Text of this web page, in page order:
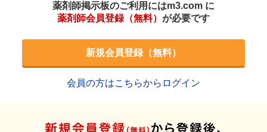
薬剤師掲示板のご利用にはm3.com に
薬剤師会員登録（無料） が必要です
新規会員登録（無料）
会員の方はこちらからログイン